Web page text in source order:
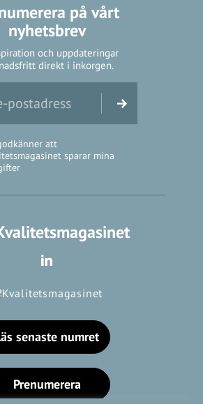
på vårt
nyhetsbrev
och uppdateringar
direkt i inkorgen.
att
sparar mina
senaste numret
Prenumerera